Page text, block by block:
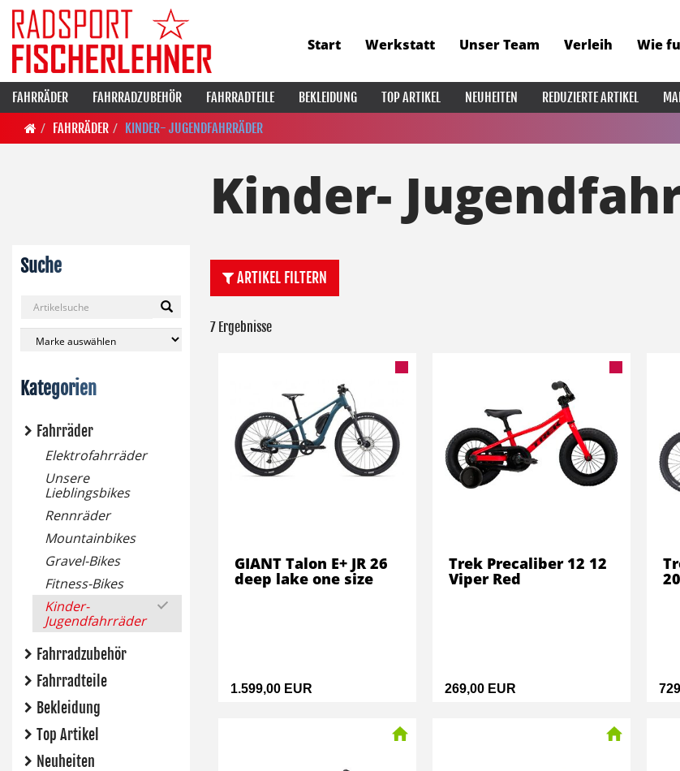
Start Werkstatt Unser Team Verleih Wie
FAHRRÄDER FAHRRADZUBEHÖR FAHRRADTEILE BEKLEIDUNG TOP ARTIKEL NEUHEITEN REDUZIERTE ARTIKEL
FAHRRÄDER
KINDER- JUGENDFAHRRÄDER
Suche
Kategorien
Fahrräder
Elektrofahrräder
Unsere
Lieblingsbikes
Rennräder
Mountainbikes
Gravel-Bikes
Fitness-Bikes
Kinder-
Jugendfahrräder
Fahrradzubehör
Fahrradteile
Bekleidung
Top Artikel
Neuheiten
Kinder-
ARTIKEL FILTERN
7 Ergebnisse
1.599,00 EUR
GIANT Talon E+ JR 26
deep lake one size
269,00 EUR
Trek Precaliber 12 12
Viper Red